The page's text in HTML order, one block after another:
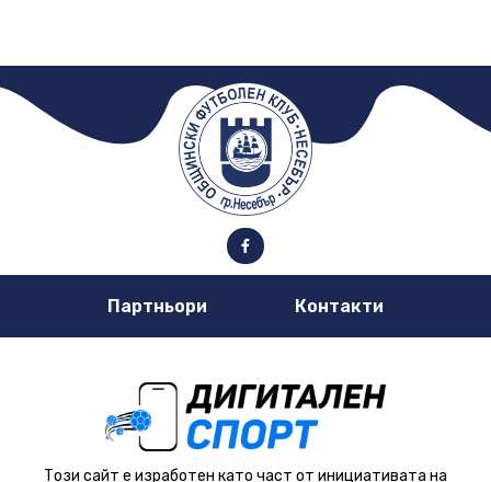
Партньори Контакти
Този сайт е изработен като част от инициативата на